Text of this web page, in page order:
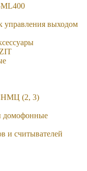
выходом
(2, 3)
домофонные
и считывателей